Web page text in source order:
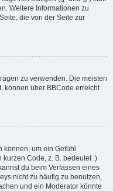
Weitere Informationen zu
die von der Seite zur
zu verwenden. Die meisten
können über BBCode erreicht
um ein Gefühl
Code, z. B. bedeutet :)
du beim Verfassen eines
nicht zu häufig zu benutzen,
und ein Moderator könnte